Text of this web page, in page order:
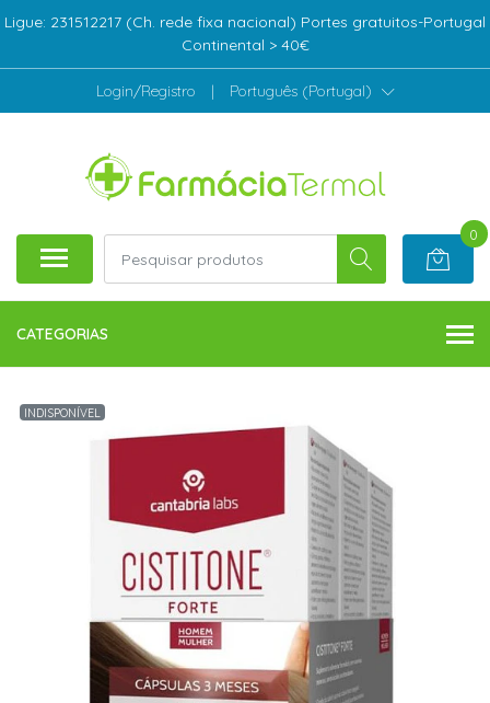
Ligue: 231512217 (Ch. rede fixa nacional) Portes gratuitos-Portugal
Continental > 40€
Login/Registro | Português (Portugal)
0
CATEGORIAS
INDISPONÍVEL